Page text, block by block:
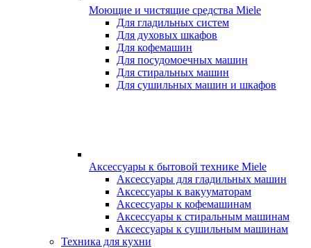
Моющие и чистящие средства Miele
Для гладильных систем
Для духовых шкафов
Для кофемашин
Для посудомоечных машин
Для стиральных машин
Для сушильных машин и шкафов
Аксессуары к бытовой технике Miele
Аксессуары для гладильных машин
Аксессуары к вакууматорам
Аксессуары к кофемашинам
Аксессуары к стиральным машинам
Аксессуары к сушильным машинам
Техника для кухни